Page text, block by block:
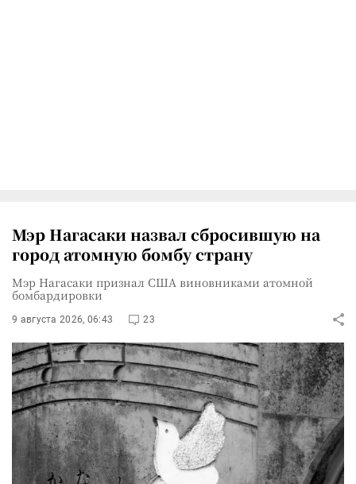
Мэр Нагасаки назвал сбросившую на
город атомную бомбу страну
Мэр Нагасаки признал США виновниками атомной
бомбардировки
9 августа 2026, 06:43 23